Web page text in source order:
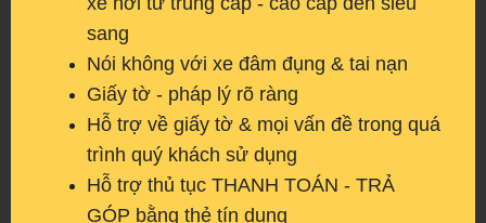
sang
Nói không với xe đâm đụng & tai nạn
Giấy tờ - pháp lý rõ ràng
Hỗ trợ về giấy tờ & mọi vấn đề trong quá
trình quý khách sử dụng
Hỗ trợ thủ tục THANH TOÁN - TRẢ
GÓP bằng thẻ tín dụng